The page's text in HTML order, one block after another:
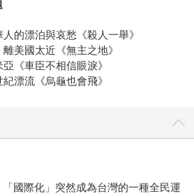
的漂泊與哀愁《殺人一舉》
美國太近《無主之地》
《車臣不相信眼淚》
漂流《烏龜也會飛》
國際化」突然成為台灣的一種全民運